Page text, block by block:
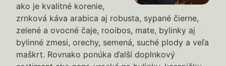
ako je kvalitné korenie,
zrnková káva arabica aj robusta, sypané čierne,
zelené a ovocné čaje, rooibos, mate, bylinky aj
bylinné zmesi, orechy, semená, suché plody a veľa
maškrt. Rovnako ponúka ďalší doplnkový